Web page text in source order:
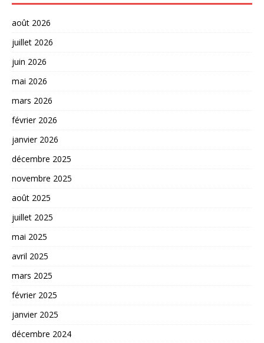
août 2026
juillet 2026
juin 2026
mai 2026
mars 2026
février 2026
janvier 2026
décembre 2025
novembre 2025
août 2025
juillet 2025
mai 2025
avril 2025
mars 2025
février 2025
janvier 2025
décembre 2024